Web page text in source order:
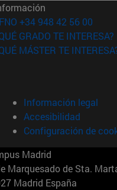
ventana)
+34 948 42 56 00
GRADO TE INTERESA?
MÁSTER TE
Información legal
Accesibilidad
Configuración de
Madrid
Marquesado de Sta.
Madrid España